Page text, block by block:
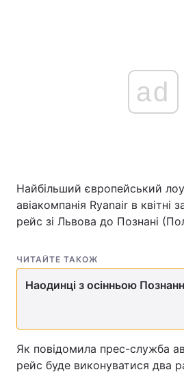
ad
Найбільший європейський
авіакомпанія Ryanair в квітні
рейс зі Львова до Познані
ЧИТАЙТЕ ТАКОЖ
Наодинці з осінньою
Як повідомила прес-служба
рейс буде виконуватися два